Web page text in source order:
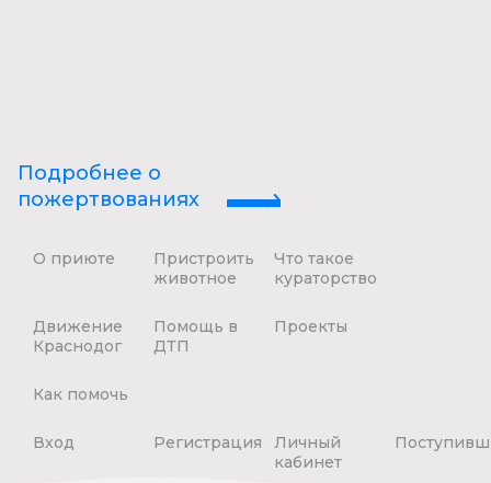
Подробнее о
пожертвованиях
О приюте
Пристроить
животное
Что такое
кураторство
Движение
Краснодог
Помощь в
ДТП
Проекты
Как помочь
Вход Регистрация
Личный
кабинет